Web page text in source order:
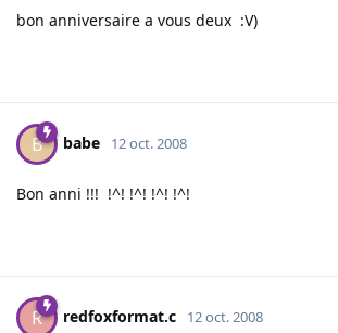
bon anniversaire a vous deux :V)
B babe 12 oct. 2008
Bon anni !!! !^! !^! !^! !^!
R redfoxformat.c 12 oct. 2008